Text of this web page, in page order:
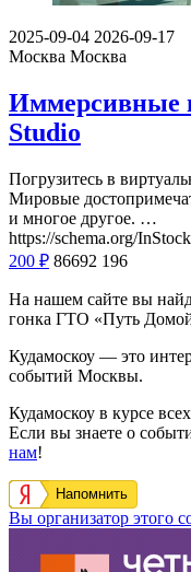
2025-09-04 2026-09-17
Москва Москва
Иммерсивные
Studio
Погрузитесь в
Мировые
и многое другое. …
https://schema.org/InStock
200 ₽ 86692 196
На нашем сайте вы
гонка ГТО «Путь
Кудамоскоу — это
событий Москвы.
Кудамоскоу в курсе
Если вы знаете о
нам!
Напомнить
Вы организатор этого